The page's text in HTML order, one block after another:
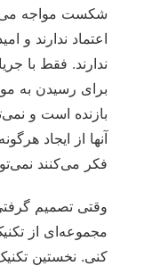
شکست مواجه
اعتماد ندارند و
ندارند. فقط با
برای رسیدن به
بازنده است و
آنها از ایجاد
فکر می‌کنند
وقتی تصمیم
مجموعه‌ای از
کنی. نخستین